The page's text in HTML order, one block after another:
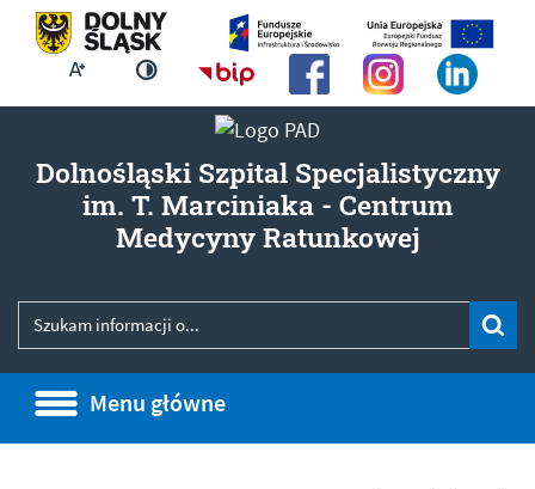
Większa czcionkaZmień kontrast Strona główna - Biuletyn
Dolnośląski Szpital Specjalistyczny
im. T. Marciniaka - Centrum
Medycyny Ratunkowej- Brak
Wyszukiwarka
Wyszukiwana fraza
Menu główne
Menu główne